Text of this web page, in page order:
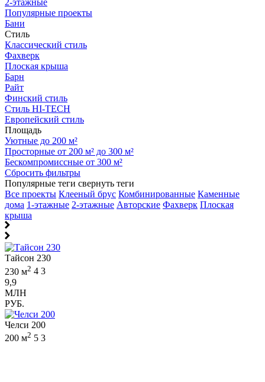
2-этажные
Популярные проекты
Бани
Стиль
Классический стиль
Фахверк
Плоская крыша
Барн
Райт
Финский стиль
Стиль HI-TECH
Европейский стиль
Площадь
Уютные до 200 м²
Просторные от 200 м² до 300 м²
Бескомпромиссные от 300 м²
Сбросить фильтры
Популярные теги свернуть теги
Все проекты Клееный брус Комбинированные Каменные
дома 1-этажные 2-этажные Авторские Фахверк Плоская
крыша
Тайсон 230
230 м2 4 3
9,9
МЛН
РУБ.
Челси 200
200 м2 5 3